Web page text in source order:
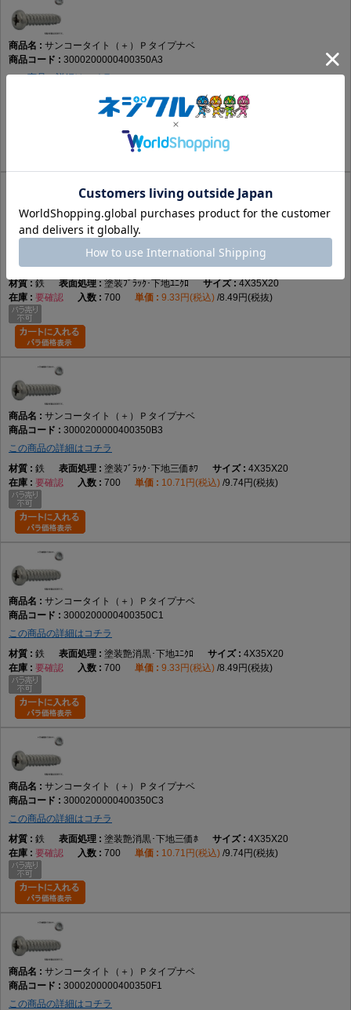
サンコータイト（＋）Ｐタイプナベ
3000200000400350A3
この商品の詳細はコチラ
塗装ﾎﾜｲﾄ･下地三価ﾎﾜｲ
4X35X20
700 10.71円(税込) 9.74円(税抜)
サンコータイト（＋）Ｐタイプナベ
この商品の詳細はコチラ
鉄
塗装ﾌﾞﾗｯｸ･下地ﾕﾆｸﾛ
4X35X20
要確認
700 9.33円(税込) 8.49円(税抜)
サンコータイト（＋）Ｐタイプナベ
3000200000400350B3
この商品の詳細はコチラ
鉄
塗装ﾌﾞﾗｯｸ･下地三価ﾎﾜ
4X35X20
要確認
700 10.71円(税込) 9.74円(税抜)
サンコータイト（＋）Ｐタイプナベ
3000200000400350C1
この商品の詳細はコチラ
鉄
塗装艶消黒･下地ﾕﾆｸﾛ
4X35X20
要確認
700 9.33円(税込) 8.49円(税抜)
サンコータイト（＋）Ｐタイプナベ
3000200000400350C3
この商品の詳細はコチラ
鉄
塗装艶消黒･下地三価ﾎ
4X35X20
要確認
700 10.71円(税込) 9.74円(税抜)
サンコータイト（＋）Ｐタイプナベ
3000200000400350F1
この商品の詳細はコチラ